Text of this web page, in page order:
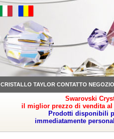
CRISTALLO TAYLOR CONTATTO NEGOZIO
Swarovski
il miglior prezzo di vendita
Prodotti disponibili
immediatamente